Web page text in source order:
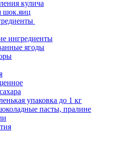
кулича
шок.яиц
ингредиенты
ягоды
упаковка до 1 кг
пасты, пралине